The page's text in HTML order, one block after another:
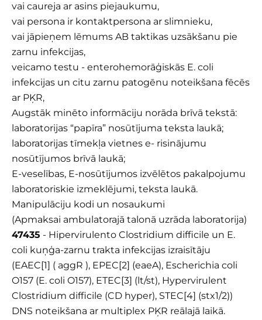
vai caureja ar asins piejaukumu,
vai persona ir kontaktpersona ar slimnieku,
vai jāpieņem lēmums AB taktikas uzsākšanu pie
zarnu infekcijas,
veicamo testu - enterohemorāģiskās E. coli
infekcijas un citu zarnu patogēnu noteikšana fēcēs
ar PĶR,
Augstāk minēto informāciju norāda brīvā tekstā:
laboratorijas “papīra” nosūtījuma teksta laukā;
laboratorijas tīmekļa vietnes e- risinājumu
nosūtījumos brīvā laukā;
E-veselības, E-nosūtījumos izvēlētos pakalpojumu
laboratoriskie izmeklējumi, teksta laukā.
Manipulāciju kodi un nosaukumi
(Apmaksai ambulatorajā talonā uzrāda laboratorija)
47435 - Hipervirulento Clostridium difficile un E.
coli kuņģa-zarnu trakta infekcijas izraisītāju
(EAEC[1] ( aggR ), EPEC[2] (eaeA), Escherichia coli
O157 (E. coli O157), ETEC[3] (lt/st), Hypervirulent
Clostridium difficile (CD hyper), STEC[4] (stx1/2))
DNS noteikšana ar multiplex PĶR reālajā laikā.